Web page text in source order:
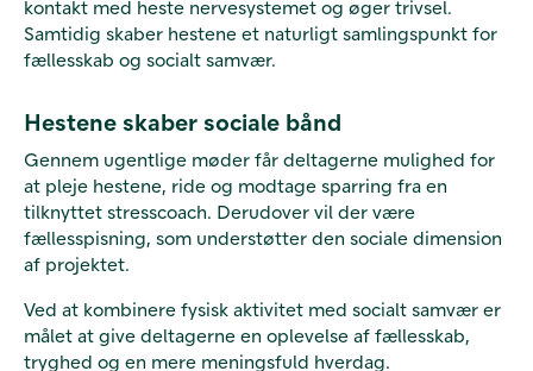
kontakt med heste nervesystemet og øger trivsel.
Samtidig skaber hestene et naturligt samlingspunkt for
fællesskab og socialt samvær.
Hestene skaber sociale bånd
Gennem ugentlige møder får deltagerne mulighed for
at pleje hestene, ride og modtage sparring fra en
tilknyttet stresscoach. Derudover vil der være
fællesspisning, som understøtter den sociale dimension
af projektet.
Ved at kombinere fysisk aktivitet med socialt samvær er
målet at give deltagerne en oplevelse af fællesskab,
tryghed og en mere meningsfuld hverdag.